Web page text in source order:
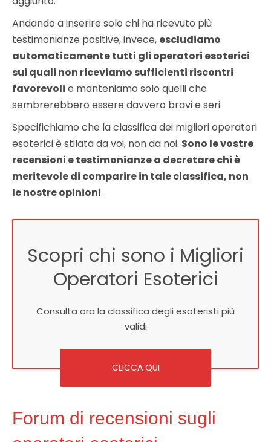
Andando a inserire solo chi ha ricevuto più
testimonianze positive, invece, escludiamo
automaticamente tutti gli operatori esoterici
sui quali non riceviamo sufficienti riscontri
favorevoli e manteniamo solo quelli che
sembrerebbero essere davvero bravi e seri.
Specifichiamo che la classifica dei migliori operatori
esoterici è stilata da voi, non da noi. Sono le vostre
recensioni e testimonianze a decretare chi è
meritevole di comparire in tale classifica, non
le nostre opinioni.
Scopri chi sono i Migliori
Operatori Esoterici
Consulta ora la classifica degli esoteristi più
validi
CLICCA QUI
Forum di recensioni sugli